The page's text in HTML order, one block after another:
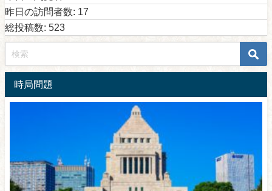
昨日の訪問者数: 17
総投稿数: 523
時局問題